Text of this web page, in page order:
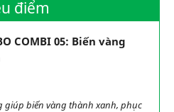
điểm
COMBI 05: Biến vàng
giúp biến vàng thành xanh, phục